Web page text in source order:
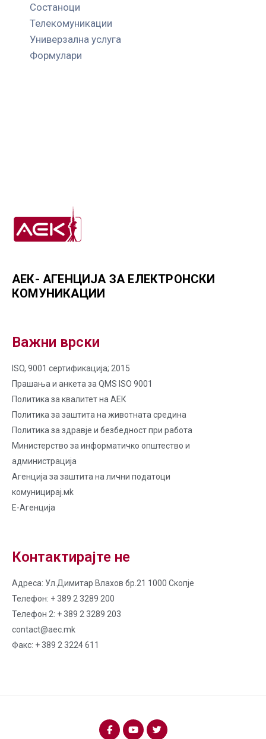
Состаноци
Телекомуникации
Универзална услуга
Формулари
АЕК- АГЕНЦИЈА ЗА ЕЛЕКТРОНСКИ
КОМУНИКАЦИИ
Важни врски
ISO, 9001 сертификација; 2015
Прашања и анкета за QMS ISO 9001
Политика за квалитет на AЕК
Политика за заштита на животната средина
Политика за здравје и безбедност при работа
Министерство за информатичко општество и
администрација
Агенција за заштита на лични податоци
комуницирај.мk
Е-Агенција
Контактирајте не
Адреса: Ул.Димитар Влахов бр.21 1000 Скопје
Телефон: + 389 2 3289 200
Телефон 2: + 389 2 3289 203
contact@aec.mk
Факс: + 389 2 3224 611